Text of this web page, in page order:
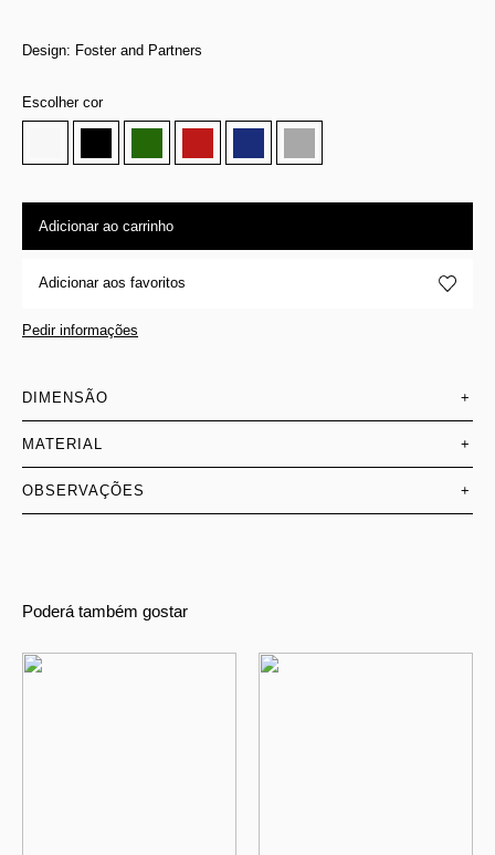
Design: Foster and Partners
Escolher cor
Adicionar ao carrinho
Adicionar aos favoritos
Pedir informações
DIMENSÃO +
MATERIAL +
OBSERVAÇÕES +
Poderá também gostar